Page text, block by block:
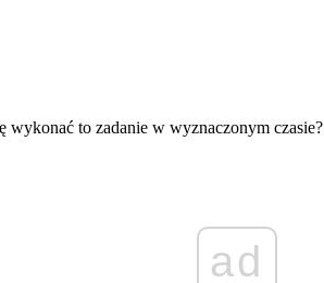
wykonać to zadanie w wyznaczonym czasie?
ad